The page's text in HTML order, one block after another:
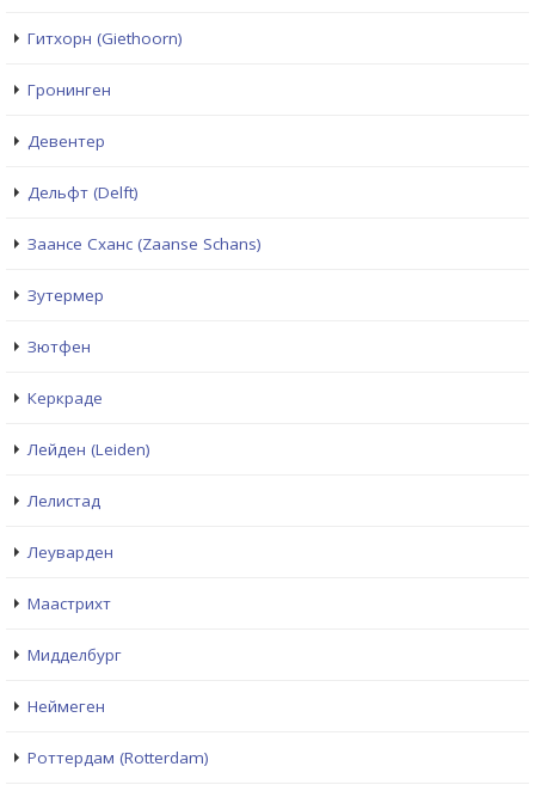
Гитхорн (Giethoorn)
Гронинген
Девентер
Дельфт (Delft)
Заансе Сханс (Zaanse Schans)
Зутермер
Зютфен
Керкраде
Лейден (Leiden)
Лелистад
Леуварден
Маастрихт
Мидделбург
Неймеген
Роттердам (Rotterdam)